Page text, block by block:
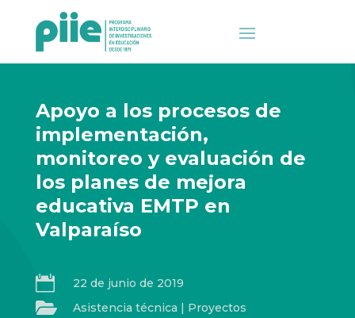
Apoyo a los procesos de
implementación,
monitoreo y evaluación de
los planes de mejora
educativa EMTP en
Valparaíso
 22 de junio de 2019
 Asistencia técnica | Proyectos